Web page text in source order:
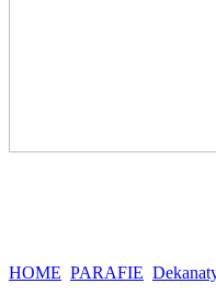
HOME PARAFIE